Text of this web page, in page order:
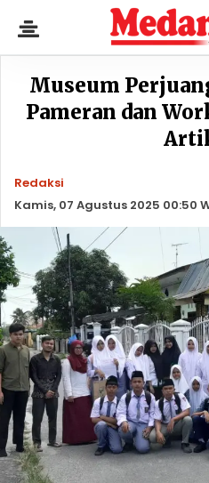
Museum
Pameran dan
Redaksi
Kamis, 07 Agustus 2025 00:50